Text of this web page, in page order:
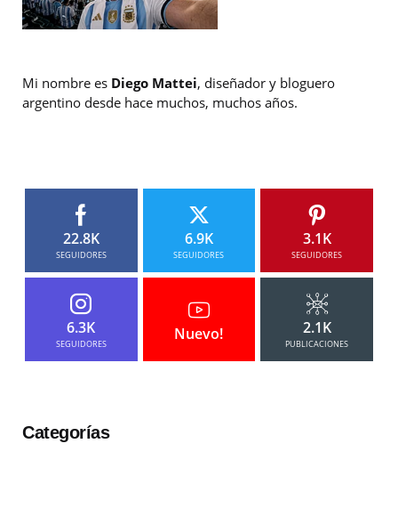
Mi nombre es Diego Mattei, diseñador y bloguero
argentino desde hace muchos, muchos años.
22.8K
SEGUIDORES
6.9K
SEGUIDORES
3.1K
SEGUIDORES
6.3K
SEGUIDORES
Nuevo! 2.1K
PUBLICACIONES
Categorías